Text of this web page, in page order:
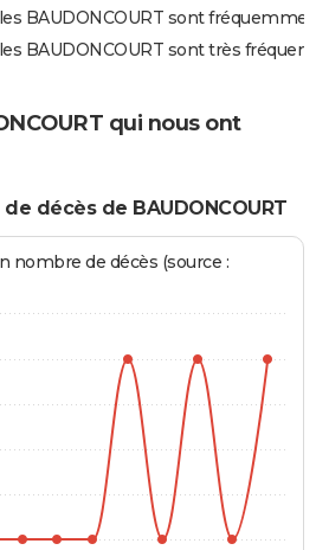
BAUDONCOURT sont
BAUDONCOURT sont très
qui nous ont
décès de BAUDONCOURT
nombre de décès (source :